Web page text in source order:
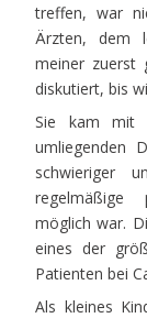
treffen, war
Ärzten, dem
meiner zuerst
diskutiert, bis
Sie kam mit
umliegenden
schwieriger
regelmäßige
möglich war.
eines der
Patienten bei
Als kleines